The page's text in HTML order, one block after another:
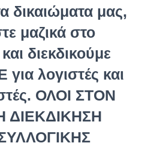
δικαιώματα μας,
μαζικά στο
διεκδικούμε
λογιστές και
ΟΛΟΙ ΣΤΟΝ
ΔΙΕΚΔΙΚΗΣΗ